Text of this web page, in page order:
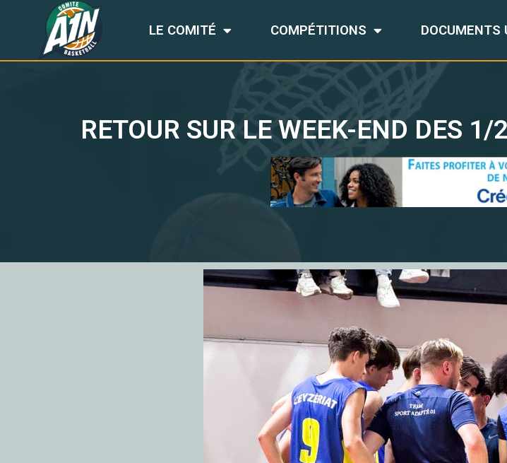
LE COMITÉ COMPÉTITIONS DOCUMENTS
RETOUR SUR LE WEEK-END DES